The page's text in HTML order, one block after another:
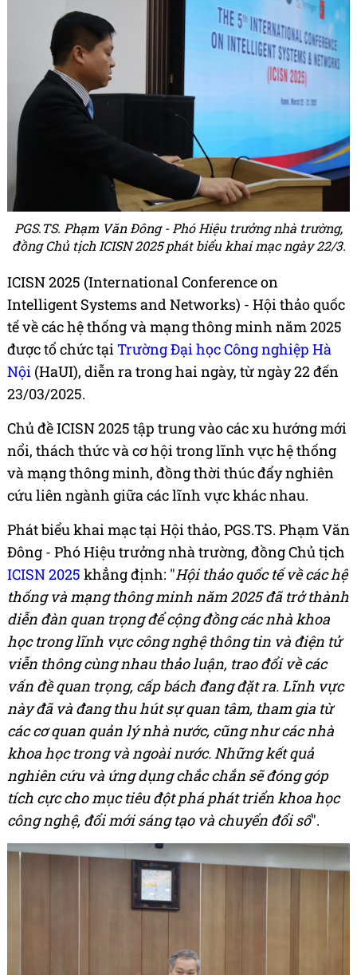
PGS.TS. Phạm Văn Đông - Phó Hiệu trưởng nhà trường,
đồng Chủ tịch ICISN 2025 phát biểu khai mạc ngày 22/3.
ICISN 2025 (International Conference on
Intelligent Systems and Networks) - Hội thảo quốc
tế về các hệ thống và mạng thông minh năm 2025
được tổ chức tạiTrường Đại học Công nghiệp Hà
Nội (HaUI), diễn ra trong hai ngày, từ ngày 22 đến
23/03/2025.
Chủ đề ICISN 2025 tập trung vào các xu hướng mới
nổi, thách thức và cơ hội trong lĩnh vực hệ thống
và mạng thông minh, đồng thời thúc đẩy nghiên
cứu liên ngành giữa các lĩnh vực khác nhau.
Phát biểu khai mạc tại Hội thảo, PGS.TS. Phạm Văn
Đông - Phó Hiệu trưởng nhà trường, đồng Chủ tịch
ICISN 2025 khẳng định: "Hội thảo quốc tế về các hệ
thống và mạng thông minh năm 2025 đã trở thành
diễn đàn quan trọng để cộng đồng các nhà khoa
học trong lĩnh vực công nghệ thông tin và điện tử
viễn thông cùng nhau thảo luận, trao đổi về các
vấn đề quan trọng, cấp bách đang đặt ra. Lĩnh vực
này đã và đang thu hút sự quan tâm, tham gia từ
các cơ quan quản lý nhà nước, cũng như các nhà
khoa học trong và ngoài nước. Những kết quả
nghiên cứu và ứng dụng chắc chắn sẽ đóng góp
tích cực cho mục tiêu đột phá phát triển khoa học
công nghệ, đổi mới sáng tạo và chuyển đổi số".